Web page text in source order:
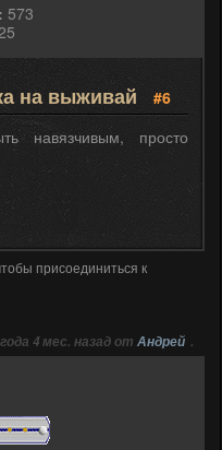
573
на выживай
#6
навязчивым, просто
присоединиться к
года 4 мес. назад от Андрей .